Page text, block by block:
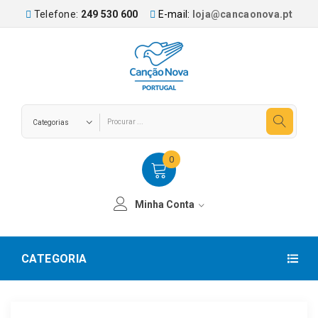
Telefone: 249 530 600 E-mail: loja@cancaonova.pt
0
Minha Conta
CATEGORIA